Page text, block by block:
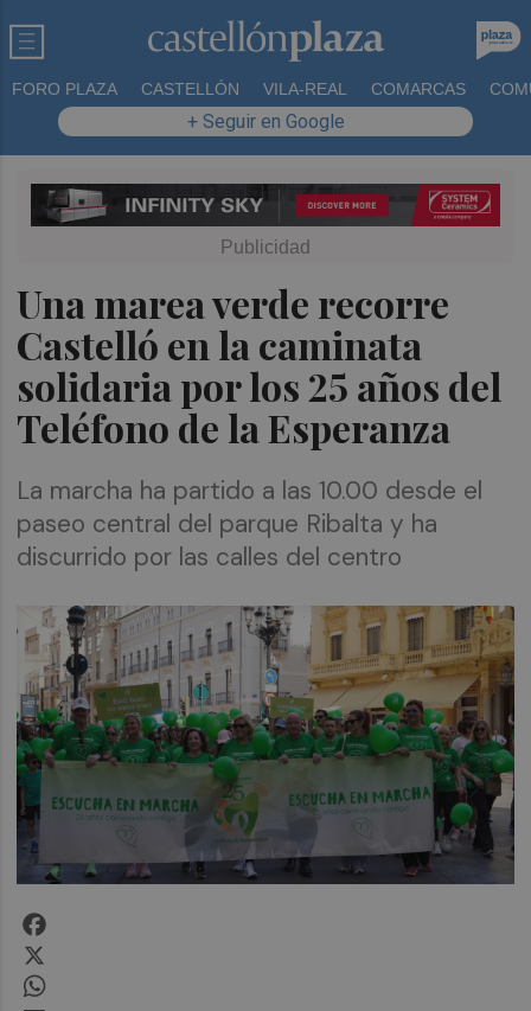
FORO PLAZA CASTELLÓN VILA-REAL COMARCAS
+ Seguir en Google
Una marea verde recorre
Castelló en la caminata
solidaria por los 25 años del
Teléfono de la Esperanza
La marcha ha partido a las 10.00 desde el
paseo central del parque Ribalta y ha
discurrido por las calles del centro